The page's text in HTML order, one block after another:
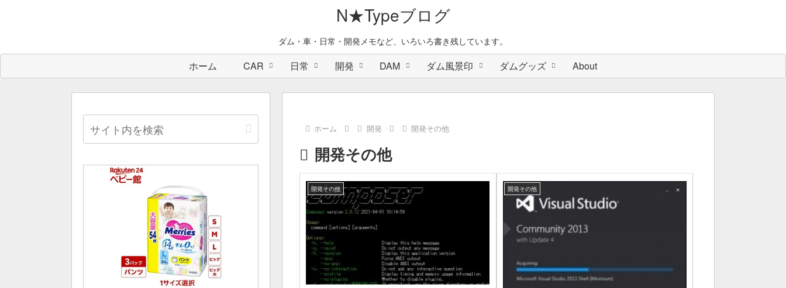
N★Typeブログ
ダム・車・日常・開発メモなど、いろいろ書き残しています。
ホーム CAR 日常 開発 DAM ダム風景印 ダムグッズ About
ホーム 開発 開発その他
開発その他
開発その他 開発その他